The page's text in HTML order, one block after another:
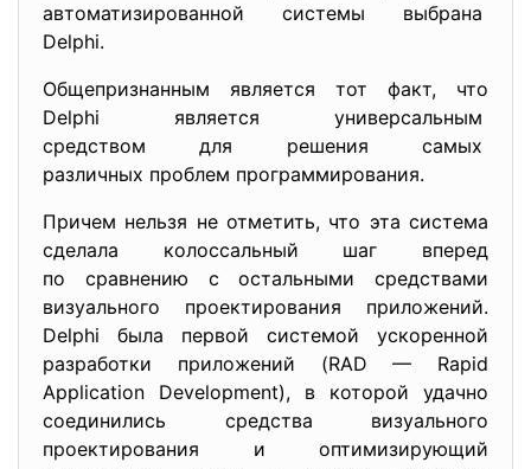
автоматизированной системы выбрана
Delphi.
Общепризнанным является тот факт, что
Delphi является универсальным
средством для решения самых
различных проблем программирования.
Причем нельзя не отметить, что эта система
сделала колоссальный шаг вперед
по сравнению с остальными средствами
визуального проектирования приложений.
Delphi была первой системой ускоренной
разработки приложений (RAD — Rapid
Application Development), в которой удачно
соединились средства визуального
проектирования и оптимизирующий